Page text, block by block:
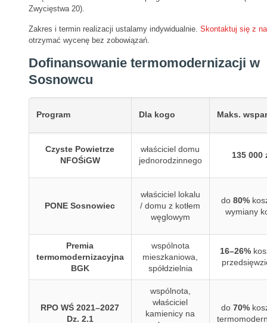
Zwycięstwa 20).
Zakres i termin realizacji ustalamy indywidualnie. Skontaktuj się z
otrzymać wycenę bez zobowiązań.
Dofinansowanie termomodernizacji w
Sosnowcu
Program Dla kogo Maks.
Czyste Powietrze
NFOŚiGW
właściciel domu
jednorodzinnego
135 000
PONE Sosnowiec
właściciel lokalu
/ domu z kotłem
węglowym
do 80%
wymiany
Premia
termomodernizacyjna
BGK
wspólnota
mieszkaniowa,
spółdzielnia
16–26%
RPO WŚ 2021–2027
Dz. 2.1
wspólnota,
właściciel
kamienicy na
do 70%